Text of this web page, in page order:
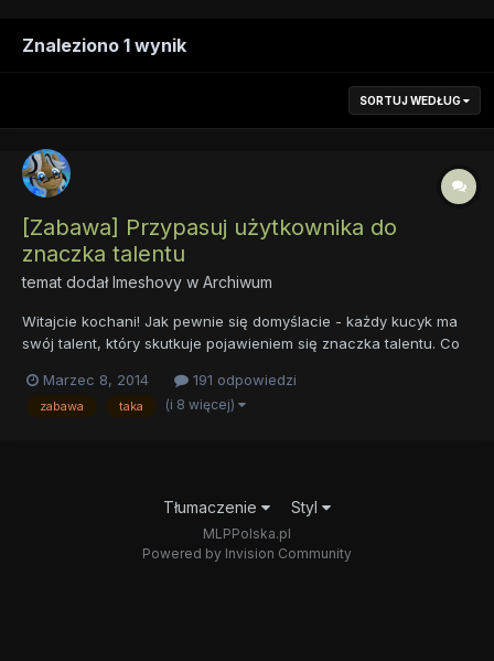
Znaleziono 1 wynik
SORTUJ WEDŁUG
[Zabawa] Przypasuj użytkownika do
znaczka talentu
temat dodałImeshovy w Archiwum
Witajcie kochani! Jak pewnie się domyślacie - każdy kucyk ma
swój talent, który skutkuje pojawieniem się znaczka talentu. Co
swoich znaczków, lecz bardzo pilnie harują by spełnić swoje
najskrytsze marzenie. Zresztą można wyżej zauważyć, że p...
Marzec 8, 2014 191 odpowiedzi
zabawa taka (i 8 więcej)
Tłumaczenie Styl
MLPPolska.pl
Powered by Invision Community